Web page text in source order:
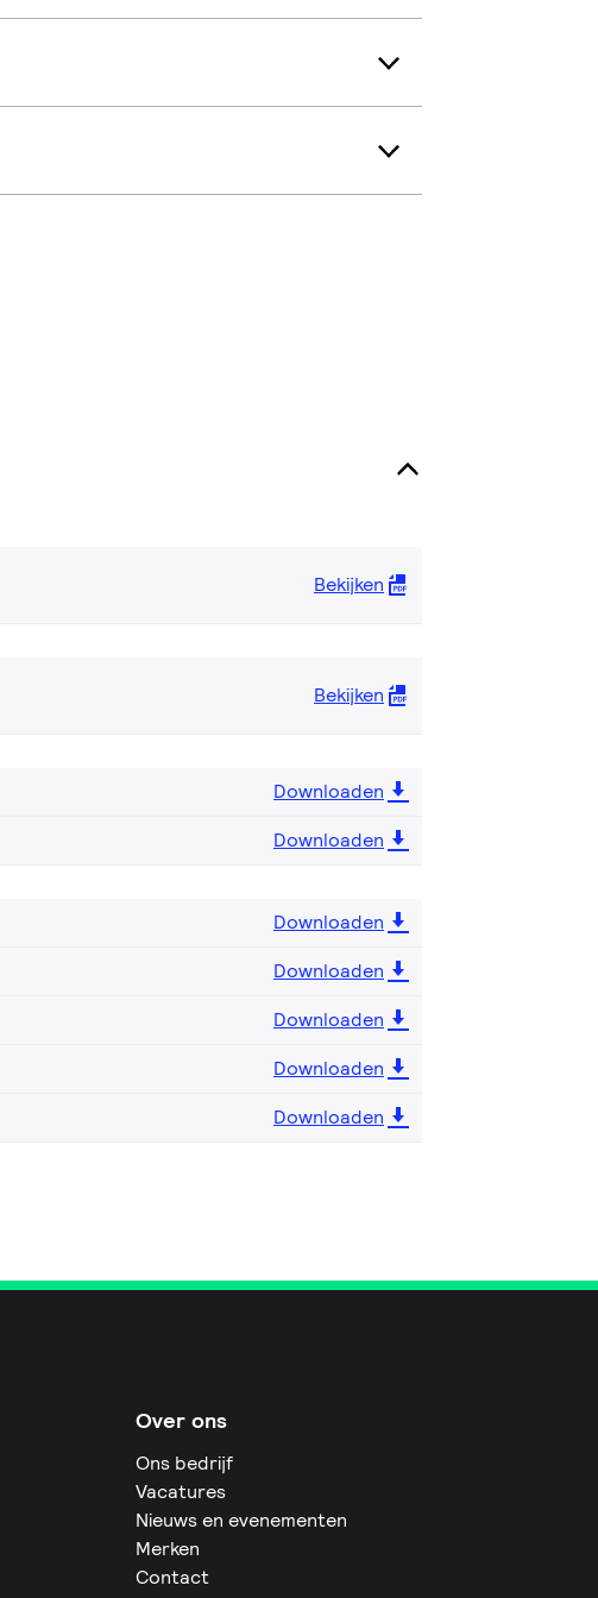
Bekijken
Bekijken
Downloaden
Downloaden
Downloaden
Downloaden
Downloaden
Downloaden
Downloaden
Over ons
Ons bedrijf
Vacatures
Nieuws en evenementen
Merken
Contact